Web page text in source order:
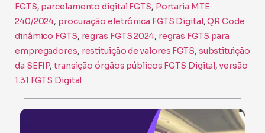
FGTS, parcelamento digital FGTS, Portaria MTE
240/2024, procuração eletrônica FGTS Digital, QR Code
dinâmico FGTS, regras FGTS 2024, regras FGTS para
empregadores, restituição de valores FGTS, substituição
da SEFIP, transição órgãos públicos FGTS Digital, versão
1.31 FGTS Digital